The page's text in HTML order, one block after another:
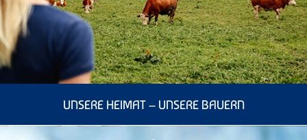
UNSERE HEIMAT – UNSERE BAUERN